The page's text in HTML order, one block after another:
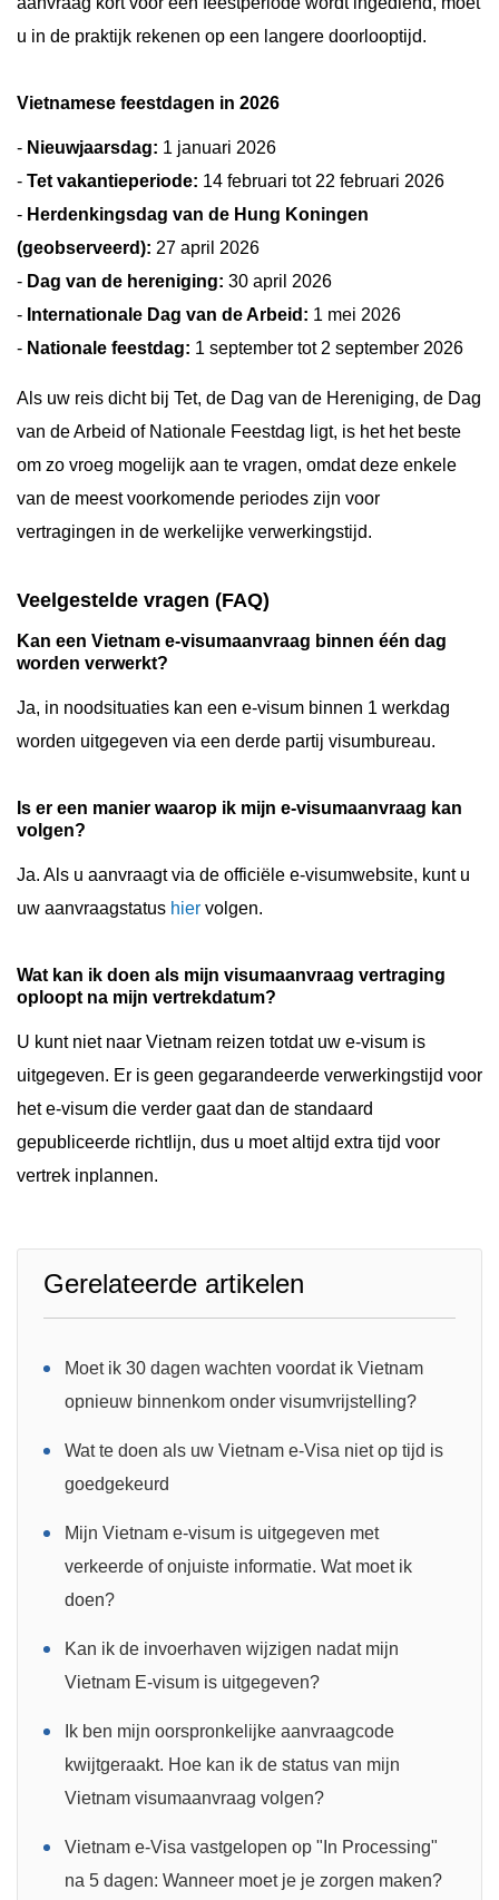
u in de praktijk rekenen op een langere doorlooptijd.
Vietnamese feestdagen in 2026
- Nieuwjaarsdag: 1 januari 2026
- Tet vakantieperiode: 14 februari tot 22 februari 2026
- Herdenkingsdag van de Hung Koningen
(geobserveerd): 27 april 2026
- Dag van de hereniging: 30 april 2026
- Internationale Dag van de Arbeid: 1 mei 2026
- Nationale feestdag: 1 september tot 2 september 2026
Als uw reis dicht bij Tet, de Dag van de Hereniging, de Dag
van de Arbeid of Nationale Feestdag ligt, is het het beste
om zo vroeg mogelijk aan te vragen, omdat deze enkele
van de meest voorkomende periodes zijn voor
vertragingen in de werkelijke verwerkingstijd.
Veelgestelde vragen (FAQ)
Kan een Vietnam e-visumaanvraag binnen één dag
worden verwerkt?
Ja, in noodsituaties kan een e-visum binnen 1 werkdag
worden uitgegeven via een derde partij visumbureau.
Is er een manier waarop ik mijn e-visumaanvraag kan
volgen?
Ja. Als u aanvraagt via de officiële e-visumwebsite, kunt u
uw aanvraagstatus hier volgen.
Wat kan ik doen als mijn visumaanvraag vertraging
oploopt na mijn vertrekdatum?
U kunt niet naar Vietnam reizen totdat uw e-visum is
uitgegeven. Er is geen gegarandeerde verwerkingstijd voor
het e-visum die verder gaat dan de standaard
gepubliceerde richtlijn, dus u moet altijd extra tijd voor
vertrek inplannen.
Gerelateerde artikelen
Moet ik 30 dagen wachten voordat ik Vietnam
opnieuw binnenkom onder visumvrijstelling?
Wat te doen als uw Vietnam e-Visa niet op tijd is
goedgekeurd
Mijn Vietnam e-visum is uitgegeven met
verkeerde of onjuiste informatie. Wat moet ik
doen?
Kan ik de invoerhaven wijzigen nadat mijn
Vietnam E-visum is uitgegeven?
Ik ben mijn oorspronkelijke aanvraagcode
kwijtgeraakt. Hoe kan ik de status van mijn
Vietnam visumaanvraag volgen?
Vietnam e-Visa vastgelopen op "In Processing"
na 5 dagen: Wanneer moet je je zorgen maken?